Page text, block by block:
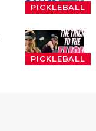
PICKLEBALL
PICKLEBALL